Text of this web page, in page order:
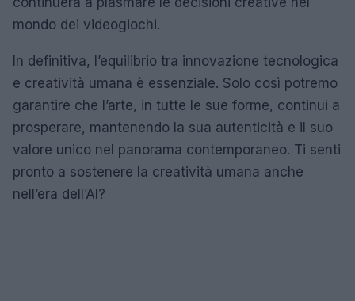
mondo dei videogiochi.
In definitiva, l’equilibrio tra innovazione tecnologica
e creatività umana è essenziale. Solo così potremo
garantire che l’arte, in tutte le sue forme, continui a
prosperare, mantenendo la sua autenticità e il suo
valore unico nel panorama contemporaneo. Ti senti
pronto a sostenere la creatività umana anche
nell’era dell’AI?